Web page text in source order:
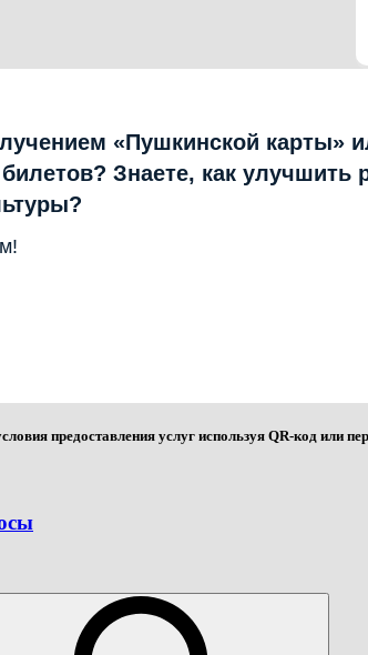
«Пушкинской карты»
Знаете, как улучшить
предоставления услуг используя QR-код или